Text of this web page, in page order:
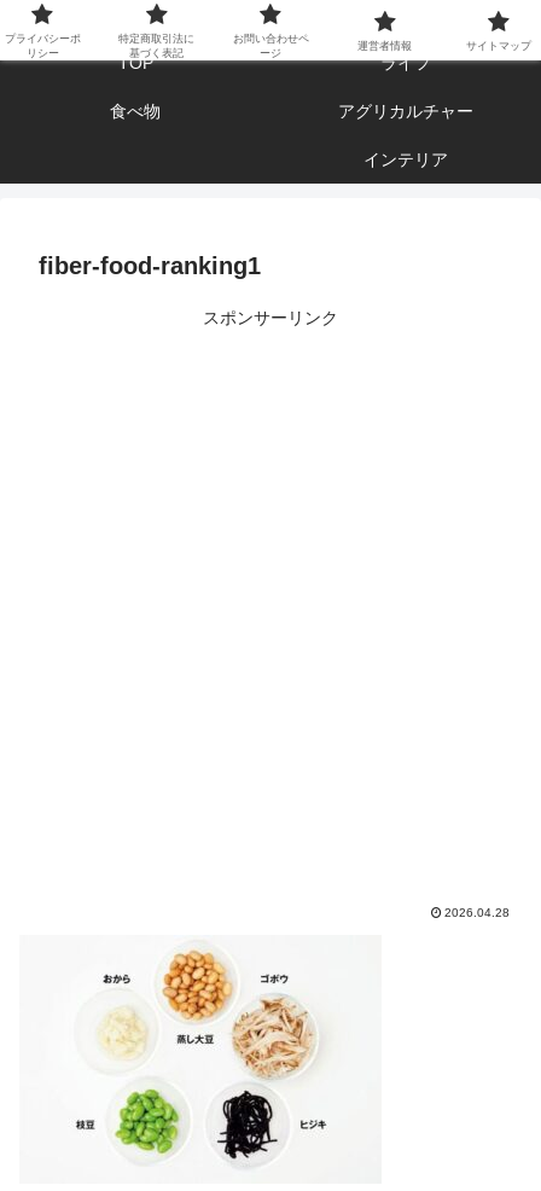
エンジョイ ブログライフ
TOP ライフ
食べ物 アグリカルチャー
インテリア
fiber-food-ranking1
スポンサーリンク
2026.04.28
プライバシーポ
リシー
特定商取引法に
基づく表記
お問い合わせペ
ージ
運営者情報 サイトマップ